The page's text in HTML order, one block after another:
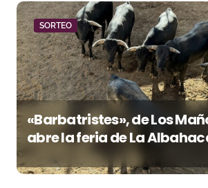
SORTEO
«Barbatristes», de Los
abre la feria de La
de Huesca